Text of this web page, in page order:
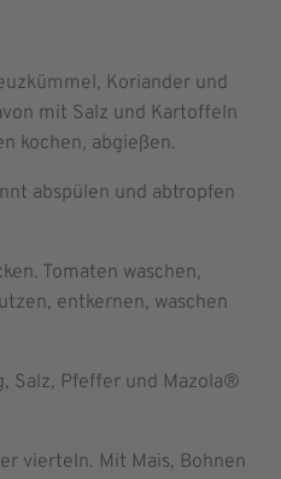
Koriander und
mit Salz und Kartoffeln
kochen, abgießen.
abspülen und abtropfen
Tomaten waschen,
entkernen, waschen
Salz, Pfeffer und Mazola®
vierteln. Mit Mais, Bohnen